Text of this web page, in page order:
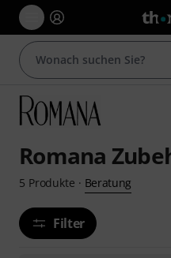
Romana
5 Produkte · Beratung
Filter